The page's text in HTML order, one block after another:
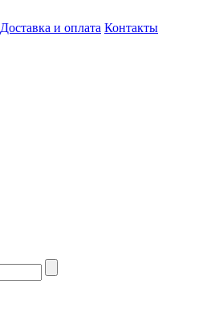
Доставка и оплата Контакты